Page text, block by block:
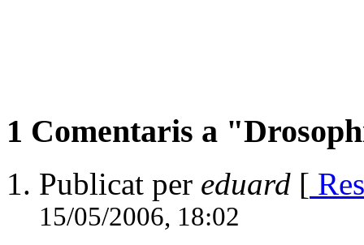
1 Comentaris a
Publicat per eduard [
15/05/2006, 18:02